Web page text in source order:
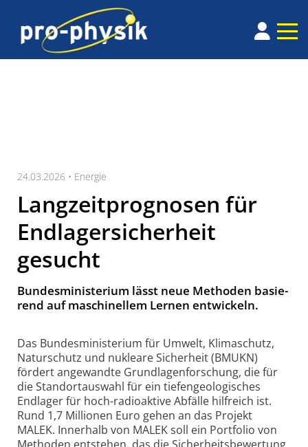
24.03.2026 • Energie
Langzeitprognosen für
Endlagersicherheit
gesucht
Bundes­minis­te­ri­um lässt neue Me­tho­den ba­sie­
rend auf ma­schi­nel­lem Ler­nen ent­wickeln.
Das Bundesministerium für Umwelt, Klimaschutz,
Naturschutz und nukleare Sicherheit (BMUKN)
fördert angewandte Grundlagenforschung, die für
die Standortauswahl für ein tiefengeologisches
Endlager für hoch-radioaktive Abfälle hilfreich ist.
Rund 1,7 Millionen Euro gehen an das Projekt
MALEK. Innerhalb von MALEK soll ein Portfolio von